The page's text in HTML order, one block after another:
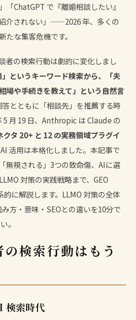
「ChatGPT で『離婚相談したい』
介されない」——2026 年、多くの
たな集客危機です。
者の検索行動は劇的に変化しまし
」というキーワード検索から、「夫
場や手続きを教えて」という自然言
答とともに「相談先」を推薦する時
5 月 19 日、Anthropic は Claude の
クタ 20+ と 12 の実務領域プラグイ
活用は本格化しました。本記事で
無視される」3つの致命傷、AIに選
対策の実践戦略まで、GEO
に解説します。LLMO 対策の全体
方・意味・SEOとの違いを10分で
。
検索行動はもう
検索時代